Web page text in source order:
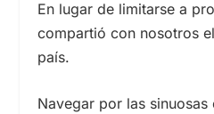
En lugar de limitarse a
compartió con nosotros
país.
Navegar por las sinuosas